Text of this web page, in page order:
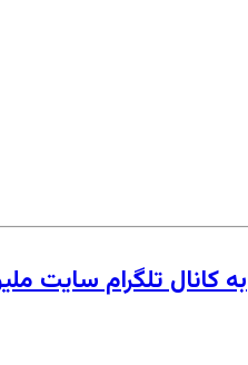
به کانال تلگرام سایت